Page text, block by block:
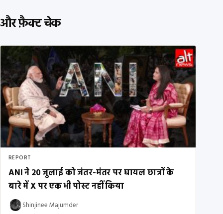
और फ़ैक्ट चेक
REPORT
ANI ने 20 जुलाई को जंतर-मंतर पर घायल छात्रों के
बारे में X पर एक भी पोस्ट नहीं किया
Shinjinee Majumder